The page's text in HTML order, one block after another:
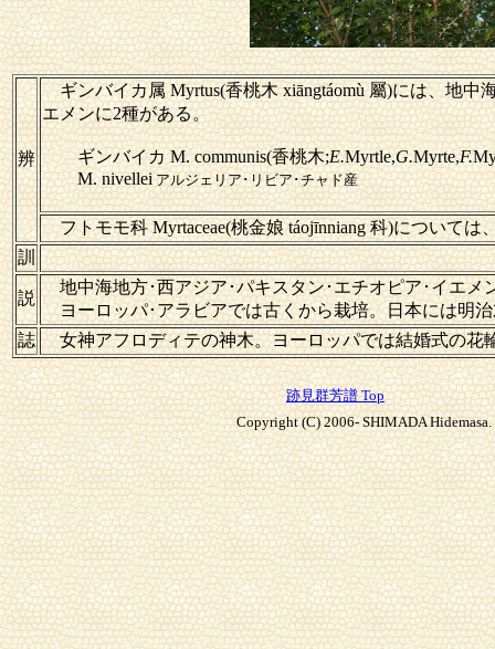
辨
ギンバイカ属Myrtus(香桃木 xiāngtáomù 屬)には、地中
エメンに2種がある。
ギンバイカ M. communis(香桃木;E.Myrtle,G.Myrte,F.
M. nivelleiアルジェリア･リビア･チャド産
フトモモ科 Myrtaceae(桃金娘 táojīnniang 科)については
訓
説
地中海地方･西アジア･パキスタン･エチオピア･イエメ
ヨーロッパ･アラビアでは古くから栽培。日本には明
誌 女神アフロディテの神木。ヨーロッパでは結婚式
跡見群芳譜 Top
Copyright (C) 2006- SHIMADA